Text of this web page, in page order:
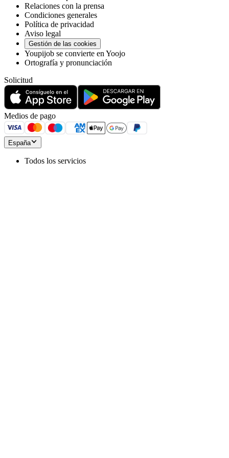
Relaciones con la prensa
Condiciones generales
Política de privacidad
Aviso legal
Gestión de las cookies
Youpijob se convierte en Yoojo
Ortografía y pronunciación
Solicitud
Medios de pago
España
Todos los servicios